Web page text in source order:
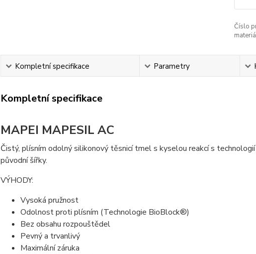
Číslo
Kompletní specifikace Parametry
Kompletní specifikace
MAPEI MAPESIL AC
Čistý, plísním odolný silikonový těsnicí tmel s kyselou reakcí s
původní šířky.
VÝHODY:
Vysoká pružnost
Odolnost proti plísním (Technologie BioBlock®)
Bez obsahu rozpouštědel
Pevný a trvanlivý
Maximální záruka